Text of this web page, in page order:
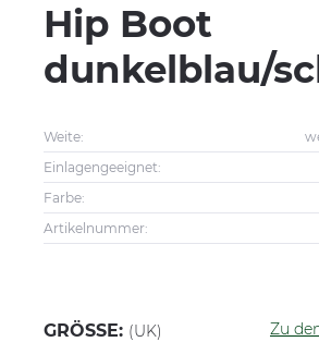
Hip Boot
dunkelblau/
Weite:
Einlagengeeignet:
Farbe:
Artikelnummer:
GRÖSSE: (UK) Zu